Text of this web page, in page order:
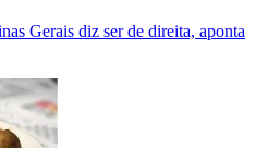
Gerais diz ser de direita, aponta